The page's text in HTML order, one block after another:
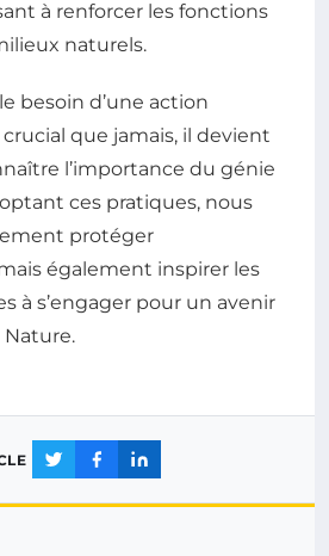
à renforcer les fonctions
naturels.
besoin d’une action
que jamais, il devient
l’importance du génie
ces pratiques, nous
protéger
également inspirer les
à s’engager pour un avenir